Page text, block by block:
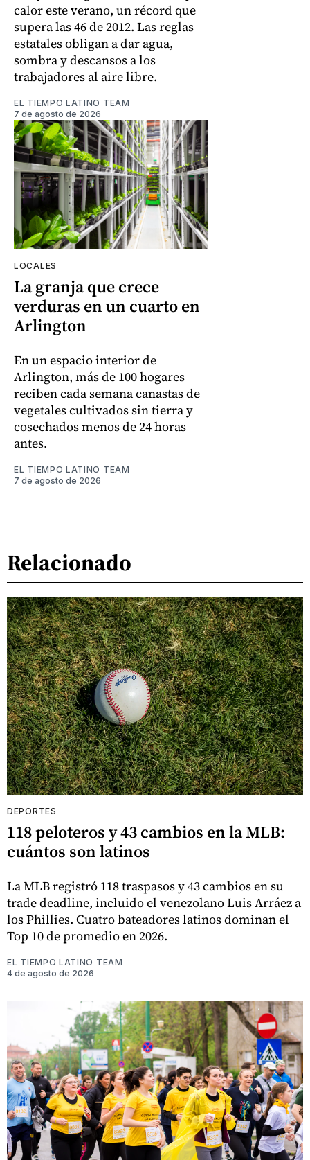
calor este verano, un récord que
supera las 46 de 2012. Las reglas
estatales obligan a dar agua,
sombra y descansos a los
trabajadores al aire libre.
EL TIEMPO LATINO TEAM
7 de agosto de 2026
LOCALES
La granja que crece
verduras en un cuarto en
Arlington
En un espacio interior de
Arlington, más de 100 hogares
reciben cada semana canastas de
vegetales cultivados sin tierra y
cosechados menos de 24 horas
antes.
EL TIEMPO LATINO TEAM
7 de agosto de 2026
Relacionado
DEPORTES
118 peloteros y 43 cambios en la MLB:
cuántos son latinos
La MLB registró 118 traspasos y 43 cambios en su
trade deadline, incluido el venezolano Luis Arráez a
los Phillies. Cuatro bateadores latinos dominan el
Top 10 de promedio en 2026.
EL TIEMPO LATINO TEAM
4 de agosto de 2026